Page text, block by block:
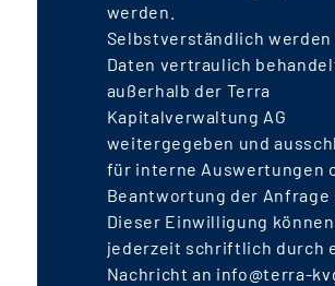
werden.
Selbstverständlich werden
Daten vertraulich
außerhalb der Terra
Kapitalverwaltung AG
weitergegeben und
für interne Auswertungen
Beantwortung der Anfrage
Dieser Einwilligung
jederzeit schriftlich durch
Nachricht an info@terra-